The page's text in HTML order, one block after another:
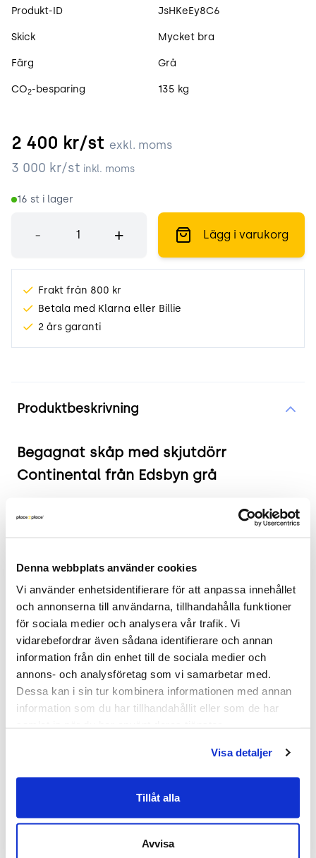
Denna webbplats använder cookies
Vi använder enhetsidentifierare för att anpassa innehållet
och annonserna till användarna, tillhandahålla funktioner
för sociala medier och analysera vår trafik. Vi
vidarebefordrar även sådana identifierare och annan
information från din enhet till de sociala medier och
annons- och analysföretag som vi samarbetar med.
Dessa kan i sin tur kombinera informationen med annan
information som du har tillhandahållit eller som de har
Visa detaljer
Tillåt alla
Avvisa
Produktspecifikation
Produkt-ID JsHKeEy8C6
Skick Mycket bra
Färg Grå
CO2-besparing 135 kg
2 400 kr/st exkl. moms
3 000 kr/st inkl. moms
16 st i lager
- + Lägg i varukorg
Frakt från 800 kr
Betala med Klarna eller Billie
2 års garanti
Produktbeskrivning
Begagnat skåp med skjutdörr
Continental från Edsbyn grå
Produkten i korthet:
Mått: Bredd 100 cm, djup 41.5 cm, höjd 130 cm
2 års garanti
Mer om Continental
Edsbyns skåp med skjutdörr modell Continental är
en ideal lösning för att spara utrymme i
även i trängre utrymmen utan att kompromissa
stilrent och dämpat utseende som integreras väl i